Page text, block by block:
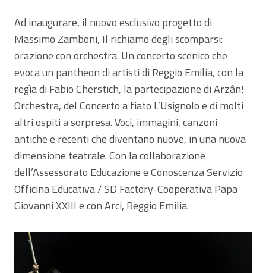
Ad inaugurare, il nuovo esclusivo progetto di
Massimo Zamboni, Il richiamo degli scomparsi:
orazione con orchestra. Un concerto scenico che
evoca un pantheon di artisti di Reggio Emilia, con la
regìa di Fabio Cherstich, la partecipazione di Arzân!
Orchestra, del Concerto a fiato L’Usignolo e di molti
altri ospiti a sorpresa. Voci, immagini, canzoni
antiche e recenti che diventano nuove, in una nuova
dimensione teatrale. Con la collaborazione
dell’Assessorato Educazione e Conoscenza Servizio
Officina Educativa / SD Factory-Cooperativa Papa
Giovanni XXIII e con Arci, Reggio Emilia.